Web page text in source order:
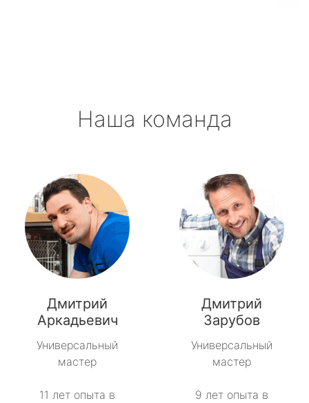
Наша команда
Дмитрий
Аркадьевич
Универсальный
мастер
11 лет опыта в
Дмитрий
Зарубов
Универсальный
мастер
9 лет опыта в